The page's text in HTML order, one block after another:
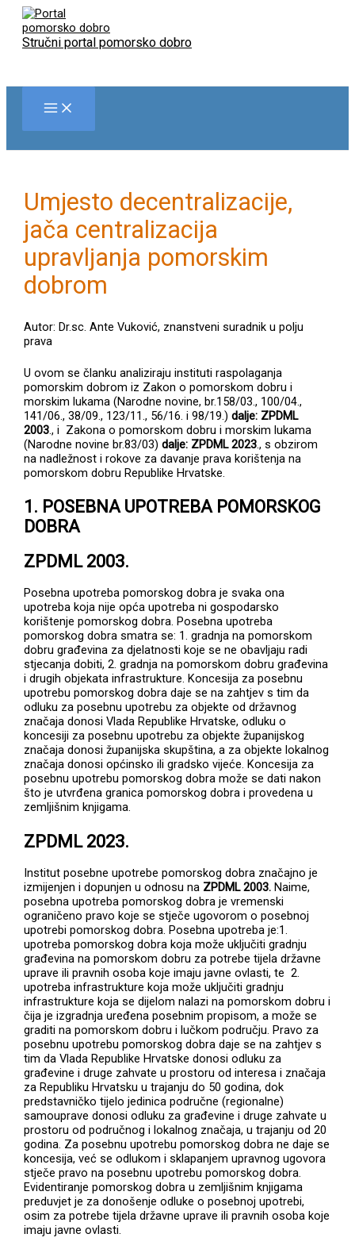
Skip
content
Stručni portal pomorsko dobro
Umjesto decentralizacije,
jača centralizacija
upravljanja pomorskim
dobrom
Autor: Dr.sc. Ante Vuković, znanstveni suradnik u polju
prava
U ovom se članku analiziraju instituti raspolaganja
pomorskim dobrom iz Zakon o pomorskom dobru i
morskim lukama (Narodne novine, br.158/03., 100/04.,
141/06., 38/09., 123/11., 56/16. i 98/19.)dalje: ZPDML
2003., i Zakona o pomorskom dobru i morskim lukama
(Narodne novine br.83/03)dalje: ZPDML 2023., s obzirom
na nadležnost i rokove za davanje prava korištenja na
pomorskom dobru Republike Hrvatske.
1. POSEBNA UPOTREBA POMORSKOG
DOBRA
ZPDML 2003.
Posebna upotreba pomorskog dobra je svaka ona
upotreba koja nije opća upotreba ni gospodarsko
korištenje pomorskog dobra. Posebna upotreba
pomorskog dobra smatra se: 1. gradnja na pomorskom
dobru građevina za djelatnosti koje se ne obavljaju radi
stjecanja dobiti, 2. gradnja na pomorskom dobru građevina
i drugih objekata infrastrukture. Koncesija za posebnu
upotrebu pomorskog dobra daje se na zahtjev s tim da
odluku za posebnu upotrebu za objekte od državnog
značaja donosi Vlada Republike Hrvatske, odluku o
koncesiji za posebnu upotrebu za objekte županijskog
značaja donosi županijska skupština, a za objekte lokalnog
značaja donosi općinsko ili gradsko vijeće. Koncesija za
posebnu upotrebu pomorskog dobra može se dati nakon
što je utvrđena granica pomorskog dobra i provedena u
zemljišnim knjigama.
ZPDML 2023.
Institut posebne upotrebe pomorskog dobra značajno je
izmijenjen i dopunjen u odnosu na ZPDML 2003. Naime,
posebna upotreba pomorskog dobra je vremenski
ograničeno pravo koje se stječe ugovorom o posebnoj
upotrebi pomorskog dobra. Posebna upotreba je:1.
upotreba pomorskog dobra koja može uključiti gradnju
građevina na pomorskom dobru za potrebe tijela državne
uprave ili pravnih osoba koje imaju javne ovlasti, te 2.
upotreba infrastrukture koja može uključiti gradnju
infrastrukture koja se dijelom nalazi na pomorskom dobru i
čija je izgradnja uređena posebnim propisom, a može se
graditi na pomorskom dobru i lučkom području. Pravo za
posebnu upotrebu pomorskog dobra daje se na zahtjev s
tim da Vlada Republike Hrvatske donosi odluku za
građevine i druge zahvate u prostoru od interesa i značaja
za Republiku Hrvatsku u trajanju do 50 godina, dok
predstavničko tijelo jedinica područne (regionalne)
samouprave donosi odluku za građevine i druge zahvate u
prostoru od područnog i lokalnog značaja, u trajanju od 20
godina. Za posebnu upotrebu pomorskog dobra ne daje se
koncesija, već se odlukom i sklapanjem upravnog ugovora
stječe pravo na posebnu upotrebu pomorskog dobra.
Evidentiranje pomorskog dobra u zemljišnim knjigama
preduvjet je za donošenje odluke o posebnoj upotrebi,
osim za potrebe tijela državne uprave ili pravnih osoba koje
imaju javne ovlasti.